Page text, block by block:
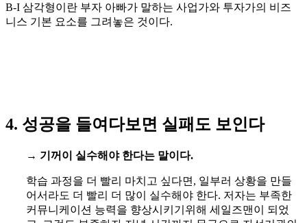
B-I 삼각형이란 부자 아빠가 말하는 사업가와 투자가의 비즈
니스 기본 요소를 그려놓은 것이다.
4. 성공을 들여다보면 실패도 보인다
→ 기꺼이 실수해야 한다는 말이다.
학습 과정을 더 빨리 마치고 싶다면, 일부러 상황을 만들
어서라도 더 빨리 더 많이 실수해야 한다. 저자는 부족한
커뮤니케이션 능력을 향상시키기위해 세일즈맨이 되었